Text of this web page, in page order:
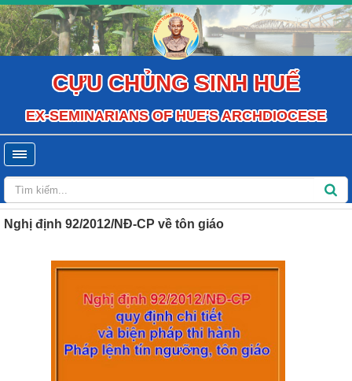
CỰU CHỦNG SINH HUẾ
EX-SEMINARIANS OF HUE'S ARCHDIOCESE
Nghị định 92/2012/NĐ-CP về tôn giáo